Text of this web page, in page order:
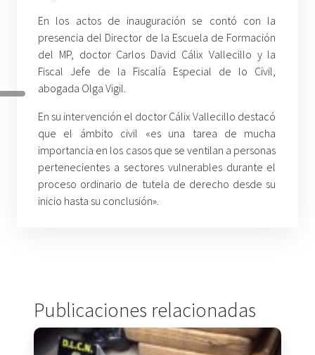
En los actos de inauguración se contó con la
presencia del Director de la Escuela de Formación
del MP, doctor Carlos David Cálix Vallecillo y la
Fiscal Jefe de la Fiscalía Especial de lo Civil,
abogada Olga Vigil.
En su intervención el doctor Cálix Vallecillo destacó
que el ámbito civil «es una tarea de mucha
importancia en los casos que se ventilan a personas
pertenecientes a sectores vulnerables durante el
proceso ordinario de tutela de derecho desde su
inicio hasta su conclusión».
Publicaciones relacionadas